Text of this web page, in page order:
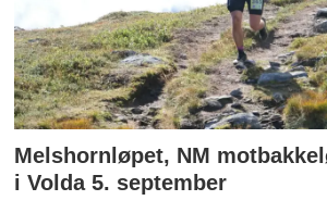
Melshornløpet, NM
i Volda 5. september